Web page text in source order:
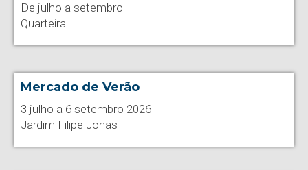
De julho a setembro
Quarteira
Mercado de Verão
3 julho a 6 setembro 2026
Jardim Filipe Jonas